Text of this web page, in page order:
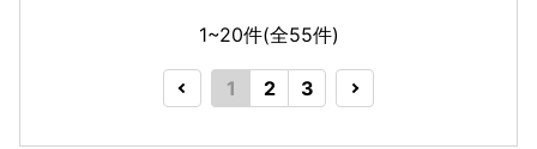
1~20件(全55件)
1 2 3